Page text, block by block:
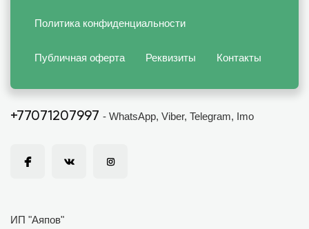
Политика конфиденциальности
Публичная оферта Реквизиты Контакты
+77071207997 - WhatsApp, Viber, Telegram, Imo
ИП "Аяпов"